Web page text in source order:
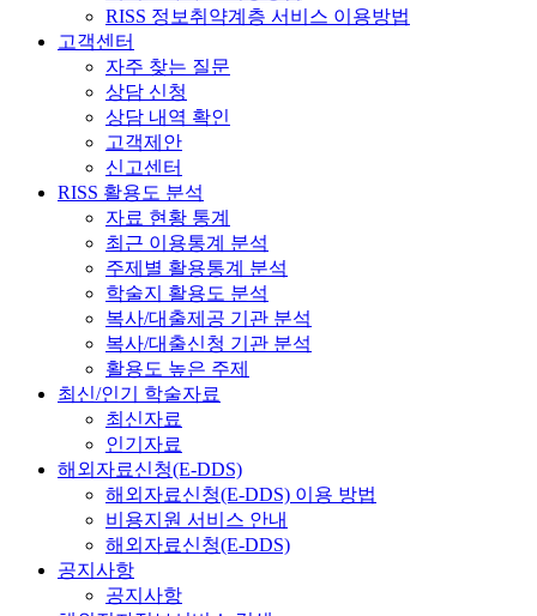
RISS 정보취약계층 서비스 이용방법
고객센터
자주 찾는 질문
상담 신청
상담 내역 확인
고객제안
신고센터
RISS 활용도 분석
자료 현황 통계
최근 이용통계 분석
주제별 활용통계 분석
학술지 활용도 분석
복사/대출제공 기관 분석
복사/대출신청 기관 분석
활용도 높은 주제
최신/인기 학술자료
최신자료
인기자료
해외자료신청(E-DDS)
해외자료신청(E-DDS) 이용 방법
비용지원 서비스 안내
해외자료신청(E-DDS)
공지사항
공지사항